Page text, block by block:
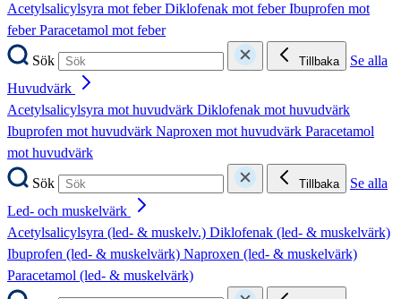
Acetylsalicylsyra mot feberDiklofenak mot feberIbuprofen mot
feberParacetamol mot feber
Sök
Tillbaka
Se alla
Huvudvärk
Acetylsalicylsyra mot huvudvärk Diklofenak mot huvudvärk
Ibuprofen mot huvudvärk Naproxen mot huvudvärk Paracetamol
mot huvudvärk
Sök
Tillbaka
Se alla
Led- och muskelvärk
Acetylsalicylsyra (led- & muskelv.) Diklofenak (led- & muskelvärk)
Ibuprofen (led- & muskelvärk) Naproxen (led- & muskelvärk)
Paracetamol (led- & muskelvärk)